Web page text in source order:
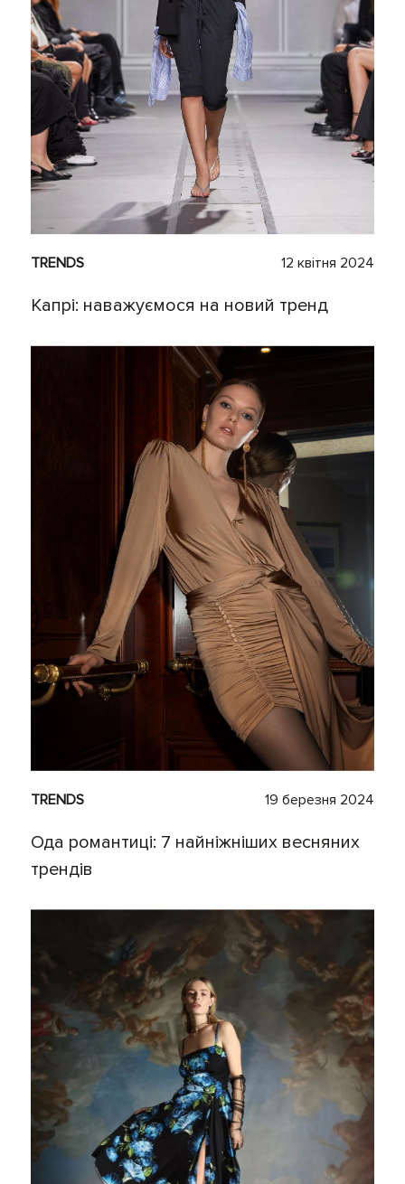
TRENDS 12 квітня 2024
Капрі: наважуємося на новий тренд
TRENDS 19 березня 2024
Ода романтиці: 7 найніжніших весняних
трендів